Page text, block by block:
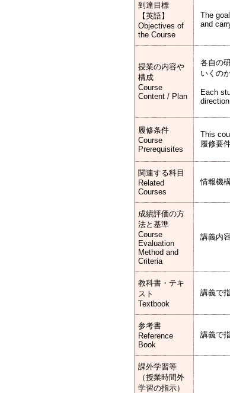
到達目標
【英語】
Objectives of
the Course
The
and
授業の内容や
構成
Course
Content / Plan
各自の
いくの
Each
履修条件
Course
Prerequisites
This
履修要
関連する科目
Related
Courses
情報機
成績評価の方
法と基準
Course
Evaluation
Method and
Criteria
講義内
教科書・テキ
スト
Textbook
講義で
参考書
Reference
Book
講義で
課外学習等
（授業時間外
学習の指示）